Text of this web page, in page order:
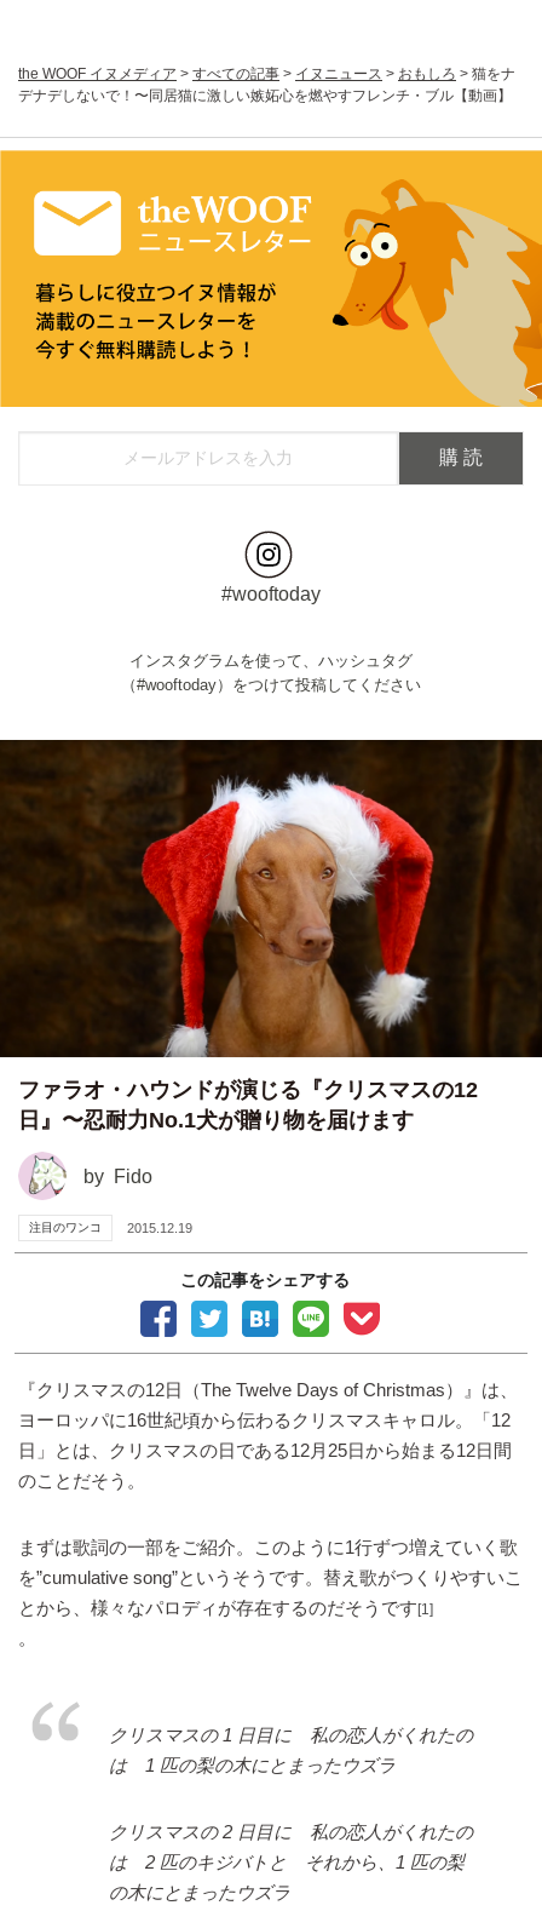
the WOOF イヌメディア > すべての記事 > イヌニュース > おもしろ > 猫をナ
デナデしないで！〜同居猫に激しい嫉妬心を燃やすフレンチ・ブル【動画】
#wooftoday
インスタグラムを使って、ハッシュタグ
（#wooftoday）をつけて投稿してください
ファラオ・ハウンドが演じる『クリスマスの12
日』〜忍耐力No.1犬が贈り物を届けます
by Fido
注目のワンコ 2015.12.19
この記事をシェアする
『クリスマスの12日（The Twelve Days of Christmas）』は、
ヨーロッパに16世紀頃から伝わるクリスマスキャロル。「12
日」とは、クリスマスの日である12月25日から始まる12日間
のことだそう。
まずは歌詞の一部をご紹介。このように1行ずつ増えていく歌
を”cumulative song”というそうです。替え歌がつくりやすいこ
とから、様々なパロディが存在するのだそうです[1]
。
クリスマスの 1 日目に 私の恋人がくれたの
は 1 匹の梨の木にとまったウズラ
クリスマスの 2 日目に 私の恋人がくれたの
は 2 匹のキジバトと それから、1 匹の梨
の木にとまったウズラ